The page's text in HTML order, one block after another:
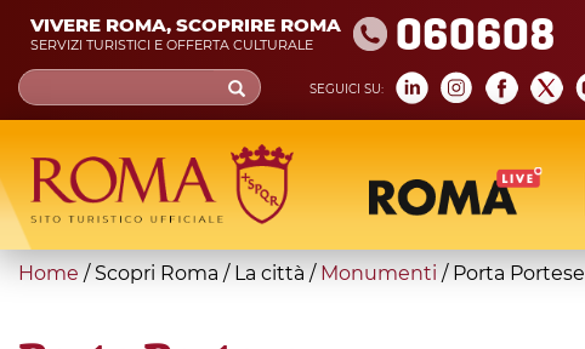
Skip
main
content
VIVERE ROMA, SCOPRIRE ROMA
SERVIZI TURISTICI E OFFERTA CULTURALE 060608
SEGUICI SU:
Search
form
Cerca
You
Home / Scopri Roma / La città / Monumenti / Porta Portese